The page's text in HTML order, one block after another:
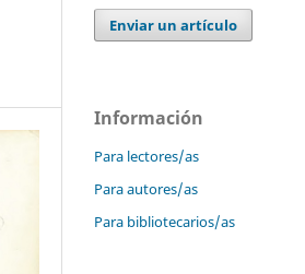
Enviar un artículo
Información
Para lectores/as
Para autores/as
Para bibliotecarios/as